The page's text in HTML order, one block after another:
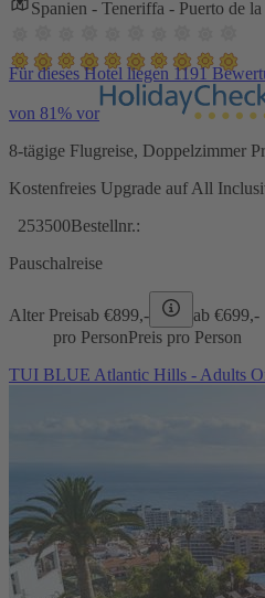
Spanien - Teneriffa - Puerto de
Für dieses Hotel liegen 1191
von 81% vor
8-tägige Flugreise, Doppelzimmer
Kostenfreies Upgrade auf All
253500Bestellnr.:
Pauschalreise
Alter Preisab €899,- ab €699,-
pro PersonPreis pro Person
TUI BLUE Atlantic Hills - Adults